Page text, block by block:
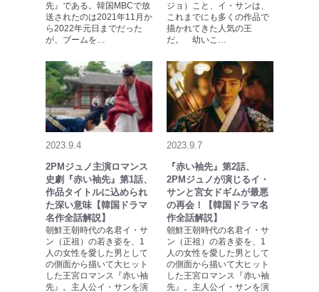
先』である。韓国MBCで放
送されたのは2021年11月か
ら2022年元日までだった
が、ブームを…
ジョ）こと、イ・サンは、
これまでにも多くの作品で
描かれてきた人気の王
だ。 幼いこ…
2023.9.4
2PMジュノ主演ロマンス
史劇『赤い袖先』第1話、
作品タイトルに込められ
た深い意味【韓国ドラマ
名作全話解説】
朝鮮王朝時代の名君イ・サ
ン（正祖）の若き姿を、1
人の女性を愛した男として
の側面から描いて大ヒット
した王宮ロマンス『赤い袖
先』。主人公イ・サンを演
2023.9.7
『赤い袖先』第2話、
2PMジュノが演じるイ・
サンと宮女ドギムが最悪
の再会！【韓国ドラマ名
作全話解説】
朝鮮王朝時代の名君イ・サ
ン（正祖）の若き姿を、1
人の女性を愛した男として
の側面から描いて大ヒット
した王宮ロマンス『赤い袖
先』。主人公イ・サンを演